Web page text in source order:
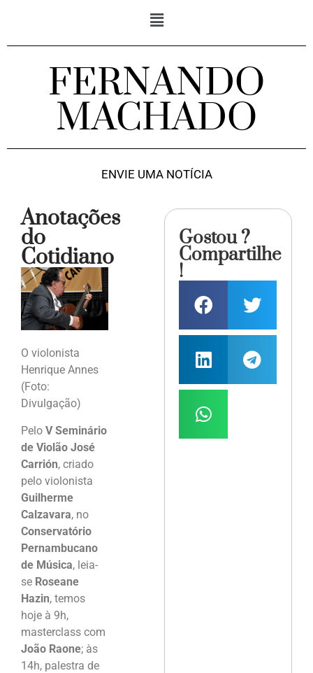
FERNANDO
MACHADO
ENVIE UMA NOTÍCIA
Anotações
do
Cotidiano
O violonista
Henrique Annes
(Foto:
Divulgação)
Pelo V Seminário
de Violão José
Carrión, criado
pelo violonista
Guilherme
Calzavara, no
Conservatório
Pernambucano
de Música, leia-
se Roseane
Hazin, temos
hoje à 9h,
masterclass com
João Raone; às
14h, palestra de
Gostou ?
Compartilhe
!